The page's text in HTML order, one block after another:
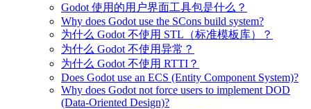
Godot 使用的用户界面工具包是什么？
Why does Godot use the SCons build system?
为什么 Godot 不使用 STL（标准模板库）？
为什么 Godot 不使用异常？
为什么 Godot 不使用 RTTI？
Does Godot use an ECS (Entity Component System)?
Why does Godot not force users to implement DOD
(Data-Oriented Design)?